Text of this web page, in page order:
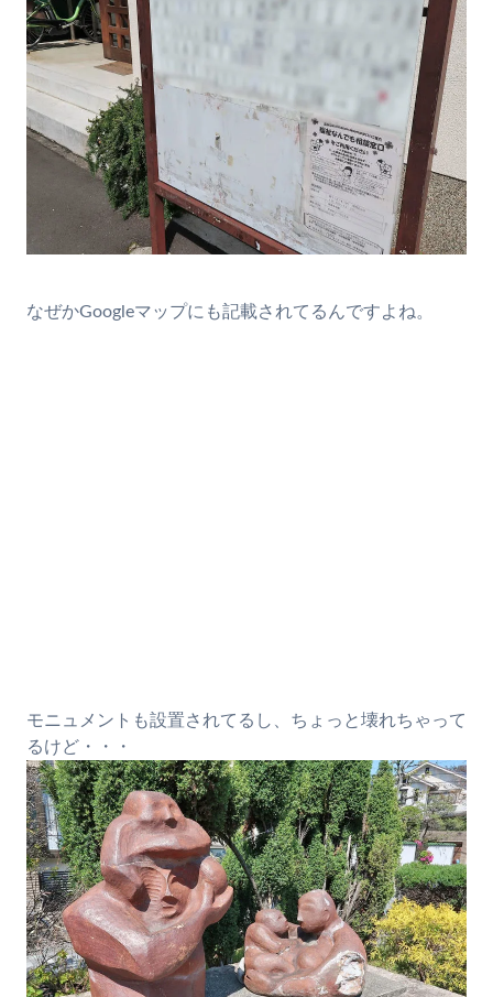
なぜかGoogleマップにも記載されてるんですよね。
モニュメントも設置されてるし、ちょっと壊れちゃって
るけど・・・